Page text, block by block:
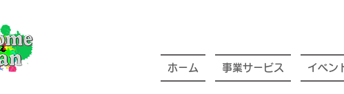
ホーム 事業サービス イベン